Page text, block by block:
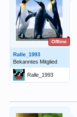
Offline
Ralle_1993
Bekanntes Mitglied
Ralle_1993